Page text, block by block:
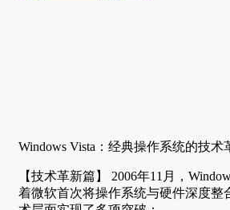
Windows Vista：经典操作系统的技术
【技术革新篇】 2006年11月，
着微软首次将操作系统与硬件深度整